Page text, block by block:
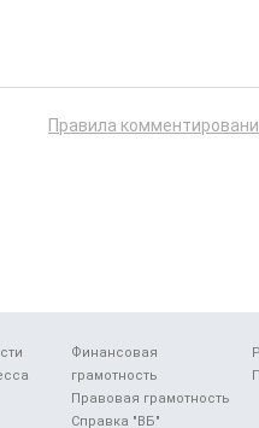
Правила
Финансовая
грамотность
Правовая грамотность
Справка "ВБ"